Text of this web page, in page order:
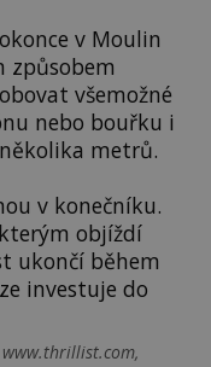
v Moulin
způsobem
všemožné
nebo bouřku i
metrů.
v konečníku.
objíždí
ukončí během
investuje do
www.thrillist.com,